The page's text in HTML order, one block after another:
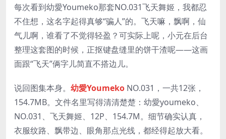
每次看到幼愛Youmeko那套NO.031飞天舞姬，我都忍
不住想，这名字起得真够“骗人”的。飞天嘛，飘啊，仙
气儿啊，谁看了不觉得轻盈？可实际上呢，小元在后台
整理这套图的时候，正抠键盘缝里的饼干渣呢——这画
面跟“飞天”俩字儿简直不搭边儿。
说回图集本身。 幼愛Youmeko NO.031，一共12张，
154.7MB。文件名里写得清清楚楚：幼愛youmeko、
NO.031、飞天舞姬、12P、154.7M。细节确实认真，
衣服纹路、飘带边、眼角那点光线，都经得起放大看。